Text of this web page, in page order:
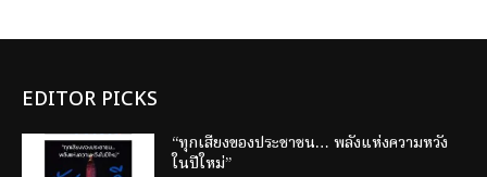
EDITOR PICKS
“ทุกเสียงของประชาชน… พลังแห่งความหวัง
ในปีใหม่”